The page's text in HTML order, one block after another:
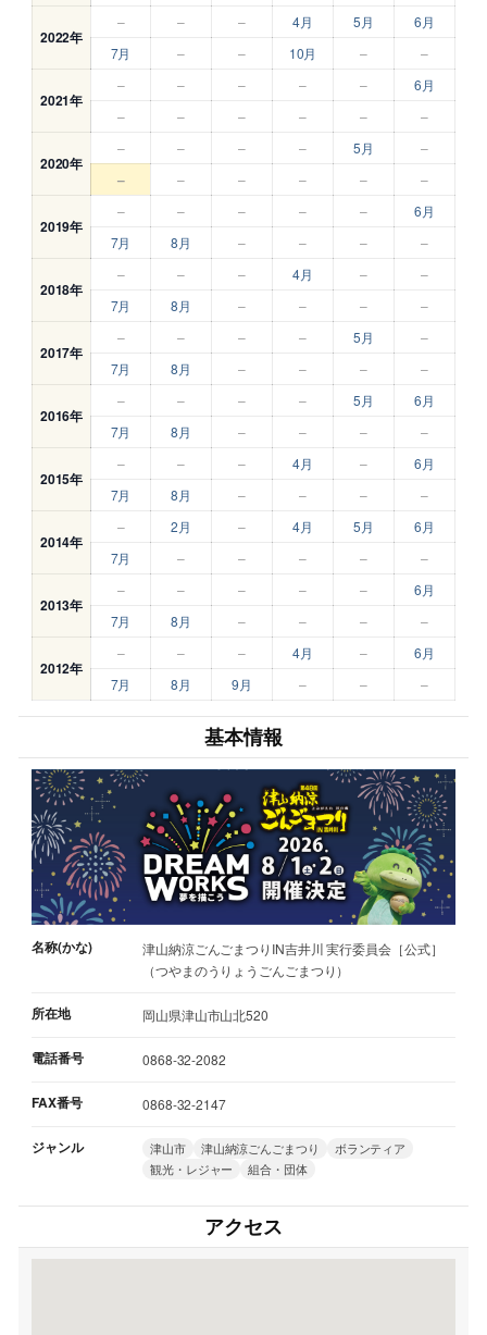
2022年
– – – 4月 5月
6月
7月
– – 10月 – –
2021年
– – – – –
6月
–
– – – – –
2020年
– – – – 5月 –
– – – – – –
2019年
– – – – –
6月
7月
8月 – – – –
2018年
– – – 4月 –
–
7月
8月 – – – –
2017年
– – – – 5月
–
7月
8月 – – – –
2016年
– – – – 5月
6月
7月
8月 – – – –
2015年
– – – 4月 –
6月
7月
8月 – – – –
2014年
– 2月 – 4月 5月
6月
7月
– – – – –
2013年
– – – – –
6月
7月
8月 – – – –
2012年
– – – 4月 –
6月
7月
8月 9月 – – –
基本情報
名称(かな)
津山納涼ごんごまつりIN吉井川 実行委員会［公式］
（つやまのうりょうごんごまつり）
所在地 岡山県津山市山北520
電話番号 0868-32-2082
FAX番号 0868-32-2147
ジャンル 津山市 津山納涼ごんごまつり
ボランティア
観光・レジャー
組合・団体
アクセス